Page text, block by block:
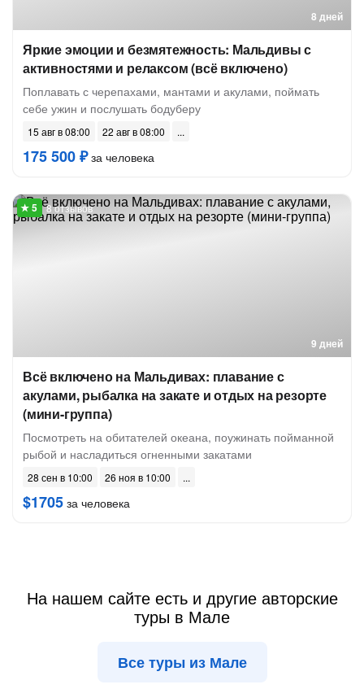
8 дней
Яркие эмоции и безмятежность: Мальдивы с
активностями и релаксом (всё включено)
Поплавать с черепахами, мантами и акулами, поймать
себе ужин и послушать бодуберу
15 авг в 08:00 22 авг в 08:00
175 500 ₽за человека
9 дней
8 отзывов
Всё включено на Мальдивах: плавание с
акулами, рыбалка на закате и отдых на резорте
(мини-группа)
Посмотреть на обитателей океана, поужинать пойманной
рыбой и насладиться огненными закатами
28 сен в 10:00 26 ноя в 10:00
$1705 за человека
На нашем сайте есть и другие авторские
туры в Мале
Все туры из Мале